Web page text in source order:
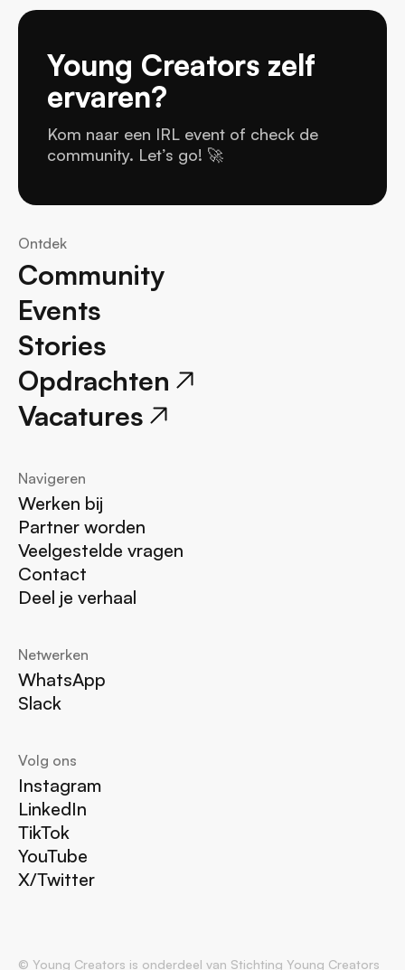
Young Creators zelf
ervaren?
Kom naar een IRL event of check de
community. Let’s go! 🚀
Ontdek
Community
Events
Stories
Opdrachten
Vacatures
Navigeren
Werken bij
Partner worden
Veelgestelde vragen
Contact
Deel je verhaal
Netwerken
WhatsApp
Slack
Volg ons
Instagram
LinkedIn
TikTok
YouTube
X/Twitter
© Young Creators is onderdeel van Stichting Young Creators